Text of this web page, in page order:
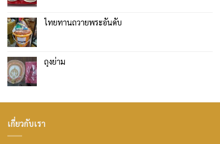
ไทยทานถวายพระอันดับ
ถุงย่าม
เกี่ยวกับเรา